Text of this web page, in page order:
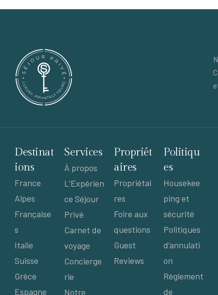
Destinat
ions
France
Alpes
Française
s
Italie
Suisse
Grèce
Espagne
Services
À propos
L’Expérien
ce Séjour
Privé
Carnet de
voyage
Concierge
rie
Notre
Propriét
aires
Propriétai
res
Foire aux
questions
Guest
Reviews
Politiqu
es
Housekee
ping et
sécurité
Politiques
d’annulati
on
Règlement
de